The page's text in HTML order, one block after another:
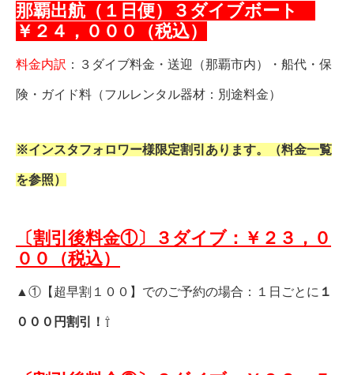
那覇出航（１日便）３ダイブボート
￥２４，０００（税込）
料金内訳 ：３ダイブ料金・送迎（那覇市内）・船代・保
険・ガイド料（フルレンタル器材：別途料金）
※インスタフォロワー様限定割引あります。（料金一覧
を参照）
〔割引後料金①〕３ダイブ：￥２３，０
００（税込）
▲①【超早割１００】でのご予約の場合：１日ごとに １
０００円割引！ ⇧